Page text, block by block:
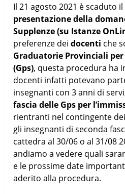
Il 21 agosto 2021 è scaduto
presentazione della
Supplenze (su Istanze
preferenze deidocenti che
Graduatorie Provinciali per
(Gps), questa procedura ha
docenti infatti potevano
insegnanti con 3 anni di
fascia delle Gps per
rientranti nel contingente
gli insegnanti di seconda
cattedra al 30/06 o al 31/08
andiamo a vedere quali
e le prossime date
aderito alla procedura.